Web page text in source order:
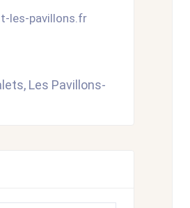
les-pavillons.fr
Les Pavillons-